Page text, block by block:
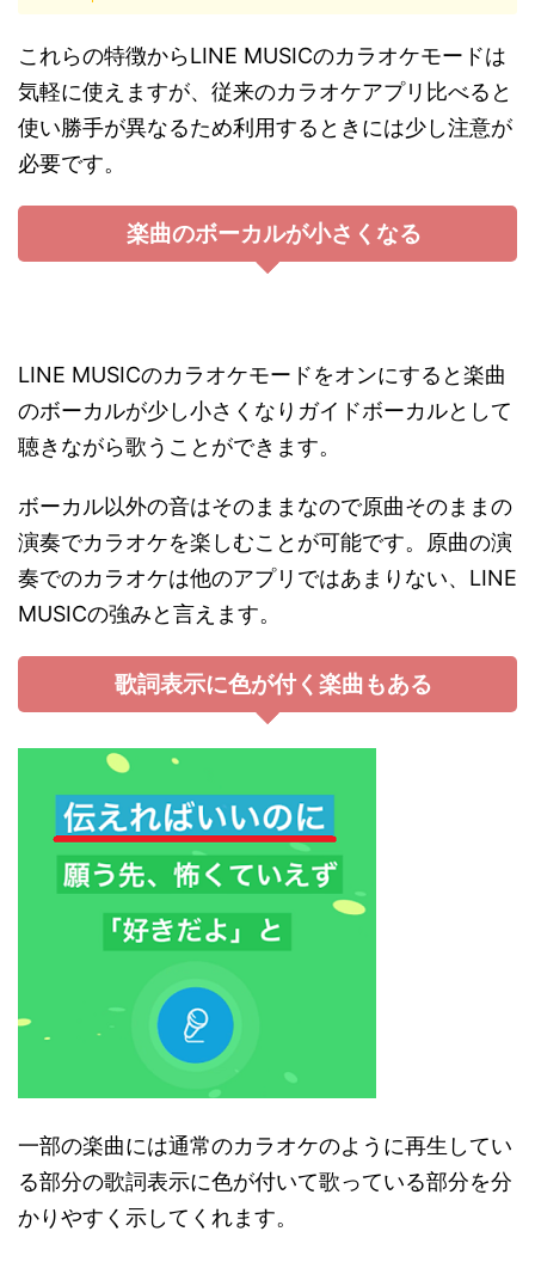
これらの特徴からLINE MUSICのカラオケモードは
気軽に使えますが、従来のカラオケアプリ比べると
使い勝手が異なるため利用するときには少し注意が
必要です。
楽曲のボーカルが小さくなる
LINE MUSICのカラオケモードをオンにすると楽曲
のボーカルが少し小さくなりガイドボーカルとして
聴きながら歌うことができます。
ボーカル以外の音はそのままなので原曲そのままの
演奏でカラオケを楽しむことが可能です。原曲の演
奏でのカラオケは他のアプリではあまりない、LINE
MUSICの強みと言えます。
歌詞表示に色が付く楽曲もある
一部の楽曲には通常のカラオケのように再生してい
る部分の歌詞表示に色が付いて歌っている部分を分
かりやすく示してくれます。